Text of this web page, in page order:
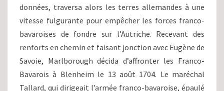
NADIR
(1706)
données, traversa alors les terres allemandes à une
vitesse fulgurante pour empêcher les forces franco-
bavaroises de fondre sur l’Autriche. Recevant des
renforts en chemin et faisant jonction avec Eugène de
Savoie, Marlborough décida d’affronter les Franco-
Bavarois à Blenheim le 13 août 1704. Le maréchal
Tallard, qui dirigeait l’armée franco-bavaroise, épaulé